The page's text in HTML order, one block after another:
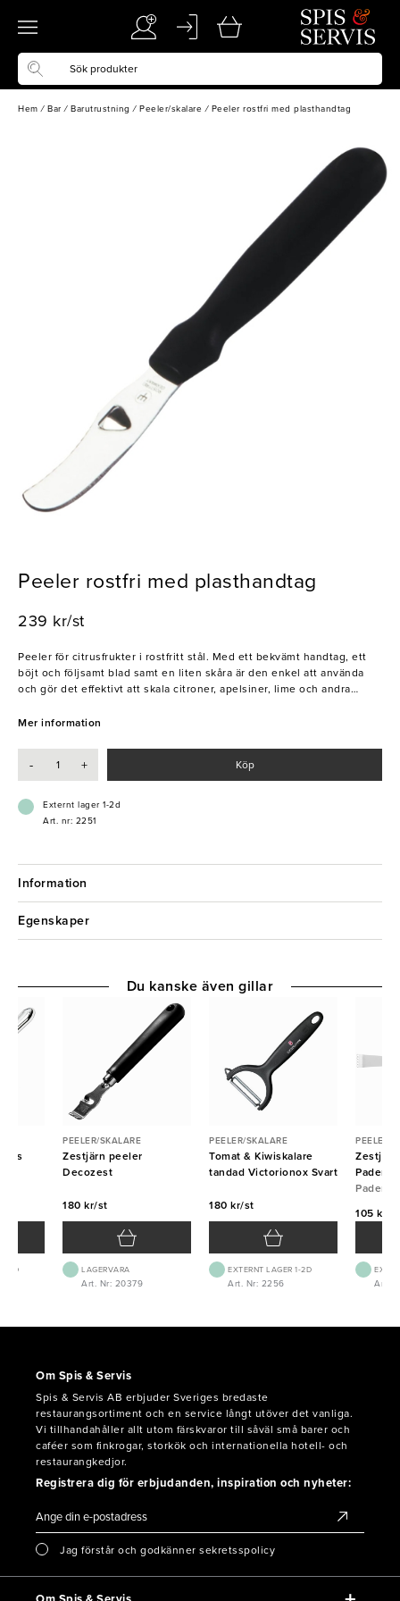
Hem / Bar / Barutrustning / Peeler/skalare / Peeler rostfri med plasthandtag
Peeler rostfri med plasthandtag
239 kr/st
Peeler för citrusfrukter i rostfritt stål. Med ett bekvämt handtag, ett
böjt och följsamt blad samt en liten skåra är den enkel att använda
och gör det effektivt att skala citroner, apelsiner, lime och andra
Mer information
- + Köp
Externt lager 1-2d
Art. nr: 2251
Information
Egenskaper
1-2D
PEELER/SKALARE
Zestjärn peeler
Decozest
180 kr/st
LAGERVARA
Art. Nr: 20379
PEELER/SKALARE
Tomat & Kiwiskalare
tandad Victorionox Svart
180 kr/st
EXTERNT LAGER 1-2D
Art. Nr: 2256
PEELER/
Paderno
Paderno
105 kr/st
Art.
Du kanske även gillar
Om Spis & Servis
Spis & Servis AB erbjuder Sveriges bredaste
restaurangsortiment och en service långt utöver det vanliga.
Vi tillhandahåller allt utom färskvaror till såväl små barer och
caféer som finkrogar, storkök och internationella hotell- och
restaurangkedjor.
Registrera dig för erbjudanden, inspiration och nyheter:
Jag förstår och godkänner sekretsspolicy